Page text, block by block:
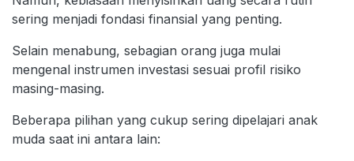
sering menjadi fondasi finansial yang penting.
Selain menabung, sebagian orang juga mulai
mengenal instrumen investasi sesuai profil risiko
masing-masing.
Beberapa pilihan yang cukup sering dipelajari anak
muda saat ini antara lain: